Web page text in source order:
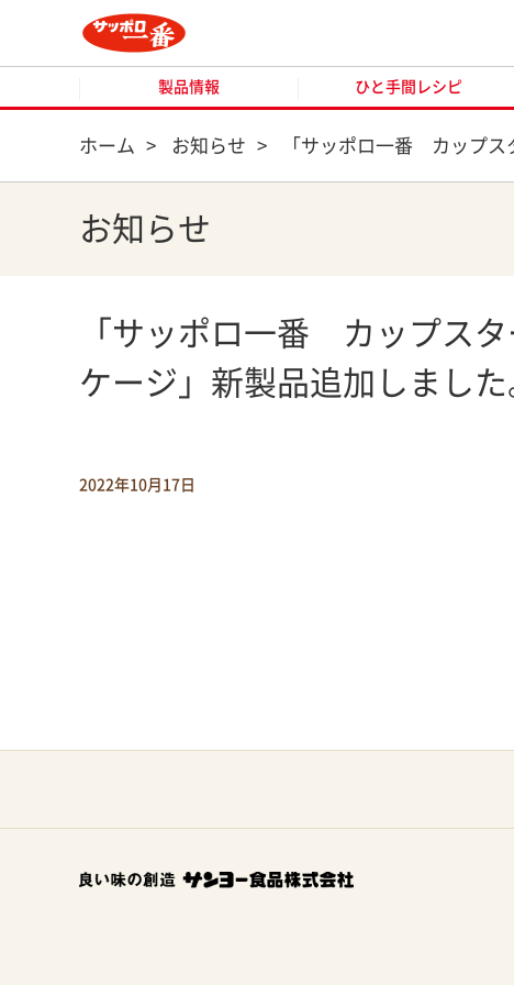
製品情報 ひと手間レシピ
ホーム > お知らせ > 「サッポロ一番 カップ
お知らせ
「サッポロ一番 カップス
ケージ」新製品追加しました
2022年10月17日